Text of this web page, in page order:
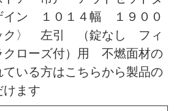
ン １０１４幅 １９００
ク〉 左引 （錠なし フィ
ローズ付）用 不燃面材の
いる方はこちらから製品の
ます